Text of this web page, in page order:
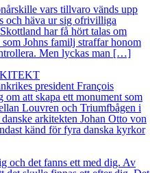
vars tillvaro vänds upp
och häva ur sig ofrivilliga
har få hört talas om
Johns familj straffar honom
Men lyckas man […]
president François
att skapa ett monument som
Louvren och Triumfbågen i
arkitekten Johan Otto von
känd för fyra danska kyrkor
och det fanns ett med dig. Av